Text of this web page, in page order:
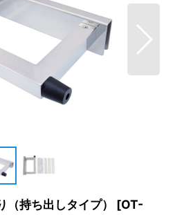
持ち出しタイプ） [OT-